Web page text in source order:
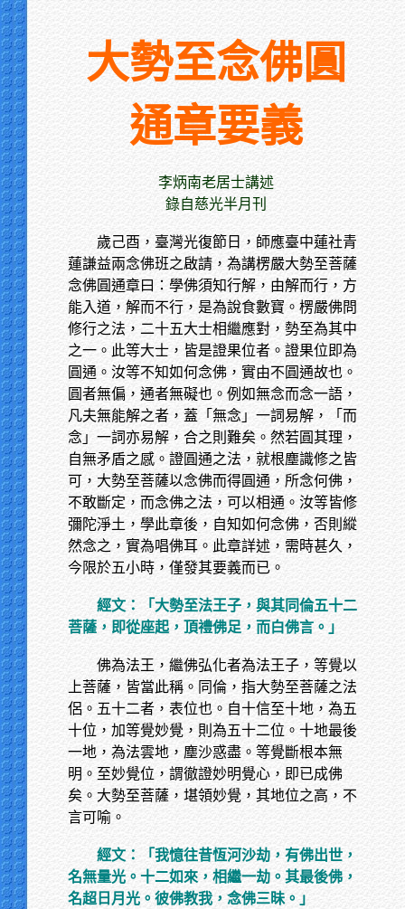
大勢至念佛圓
通章要義
李炳南老居士講述
錄自慈光半月刊
歲己酉，臺灣光復節日，師應臺中蓮社青
蓮謙益兩念佛班之啟請，為講楞嚴大勢至菩薩
念佛圓通章曰：學佛須知行解，由解而行，方
能入道，解而不行，是為說食數寶。楞嚴佛問
修行之法，二十五大士相繼應對，勢至為其中
之一。此等大士，皆是證果位者。證果位即為
圓通。汝等不知如何念佛，實由不圓通故也。
圓者無偏，通者無礙也。例如無念而念一語，
凡夫無能解之者，蓋「無念」一詞易解，「而
念」一詞亦易解，合之則難矣。然若圓其理，
自無矛盾之感。證圓通之法，就根塵識修之皆
可，大勢至菩薩以念佛而得圓通，所念何佛，
不敢斷定，而念佛之法，可以相通。汝等皆修
彌陀淨土，學此章後，自知如何念佛，否則縱
然念之，實為唱佛耳。此章詳述，需時甚久，
今限於五小時，僅發其要義而已。
經文：「大勢至法王子，與其同倫五十二
菩薩，即從座起，頂禮佛足，而白佛言。」
佛為法王，繼佛弘化者為法王子，等覺以
上菩薩，皆當此稱。同倫，指大勢至菩薩之法
侶。五十二者，表位也。自十信至十地，為五
十位，加等覺妙覺，則為五十二位。十地最後
一地，為法雲地，塵沙惑盡。等覺斷根本無
明。至妙覺位，謂徹證妙明覺心，即已成佛
矣。大勢至菩薩，堪領妙覺，其地位之高，不
言可喻。
經文：「我憶往昔恆河沙劫，有佛出世，
名無量光。十二如來，相繼一劫。其最後佛，
名超日月光。彼佛教我，念佛三昧。」